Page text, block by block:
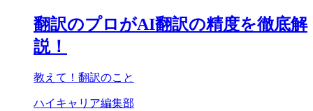
翻訳のプロがAI翻訳の精度を徹底解
説！
教えて！翻訳のこと
ハイキャリア編集部